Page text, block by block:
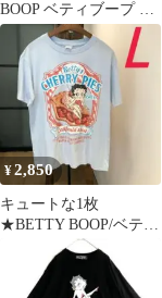
BOOP ベティブープ 人
気 tシャツ
¥2,850
キュートな1枚
★BETTY BOOP/ベティ
ちゃん★半袖Tシャツ/
男女兼用Y2K